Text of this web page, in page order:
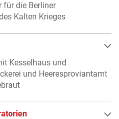
für die Berliner
Kalten Krieges
Kesselhaus und
und Heeresproviantamt